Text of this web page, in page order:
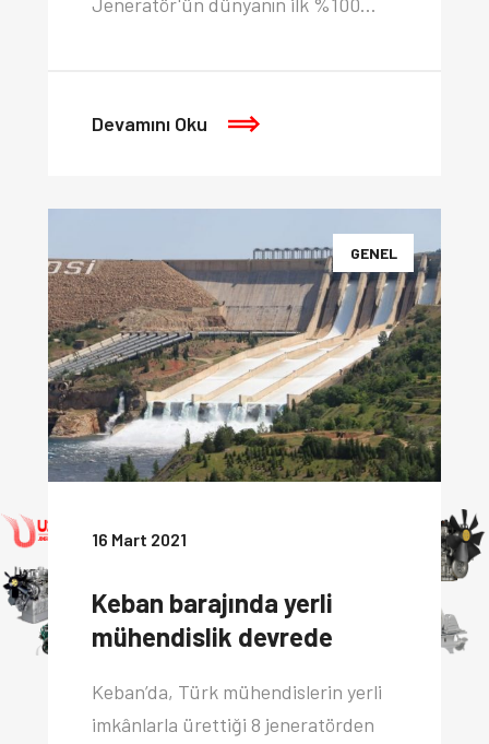
Jeneratör'ün dünyanın ilk %100…
Devamını Oku
GENEL
16 Mart 2021
Keban barajında yerli
mühendislik devrede
Keban’da, Türk mühendislerin yerli
imkânlarla ürettiği 8 jeneratörden